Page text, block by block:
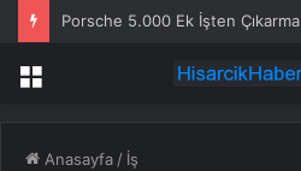
Porsche 5.000 Ek İşten Çıkarma
Menü
Anasayfa / İş